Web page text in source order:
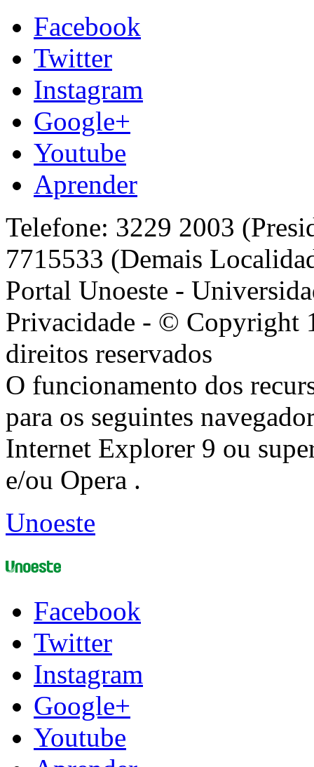
Facebook
Twitter
Instagram
Google+
Youtube
Aprender
Telefone: 3229 2003
7715533 (Demais
Portal Unoeste -
Privacidade - © Copyright
direitos reservados
O funcionamento dos
para os seguintes
Internet Explorer 9 ou
e/ou Opera .
Unoeste
Facebook
Twitter
Instagram
Google+
Youtube